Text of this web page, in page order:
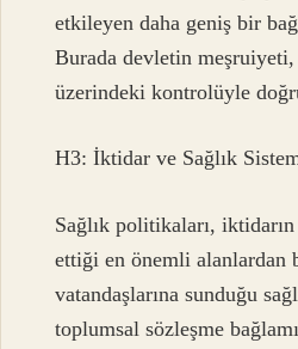
etkileyen daha geniş bir
Burada devletin meşruiyeti,
üzerindeki kontrolüyle
H3: İktidar ve Sağlık
Sağlık politikaları,
ettiği en önemli alanlardan
vatandaşlarına sunduğu
toplumsal sözleşme